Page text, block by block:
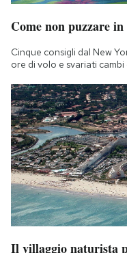
Come non puzzare
Cinque consigli dal New
ore di volo e svariati cambi
Il villaggio naturista